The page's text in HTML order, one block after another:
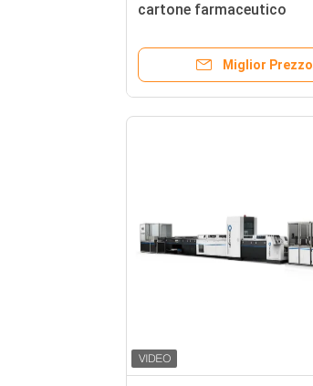
cartone farmaceutico
Miglior Prezzo